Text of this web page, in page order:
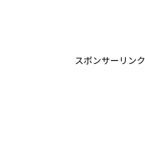
スポンサーリンク